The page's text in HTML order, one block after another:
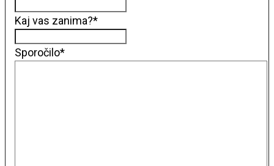
Kaj vas zanima?*
Sporočilo*